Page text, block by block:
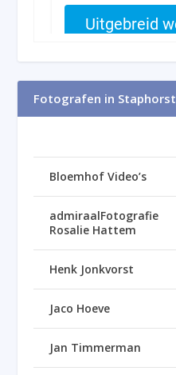
Fotografen in Staphorst
Bloemhof Video’s
admiraalFotografie
Rosalie Hattem
Henk Jonkvorst
Jaco Hoeve
Jan Timmerman